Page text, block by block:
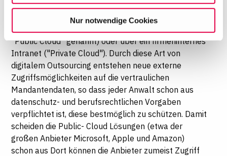
willigen Sie in die Verwendung der gewählten Cookies
ein. Diese Auswahl können Sie jederzeit ändern oder
Ihre Einwilligung widerrufen, indem Sie am Ende der
Seite auf "Cookie-Einstellungen" klicken. Weitere
Informationen finden Sie in unseren
Datenschutzhinweisen
Nur notwendige Cookies
Verfügung gestellt werden – wie in einer Daten-
Wolke. Der Zugriff erfolgt dann über ein Netzwerk,
alsoüber das Internet (wird dann im Allgemeinen
"Public Cloud" genannt) oder über ein firmeninternes
Intranet ("Private Cloud"). Durch diese Art von
digitalem Outsourcing entstehen neue externe
Zugriffsmöglichkeiten auf die vertraulichen
Mandantendaten, so dass jeder Anwalt schon aus
datenschutz- und berufsrechtlichen Vorgaben
verpflichtet ist, diese bestmöglich zu schützen. Damit
scheiden die Public- Cloud Lösungen (etwa der
großen Anbieter Microsoft, Apple und Amazon)
schon aus Dort können die Anbieter zumeist Zugriff